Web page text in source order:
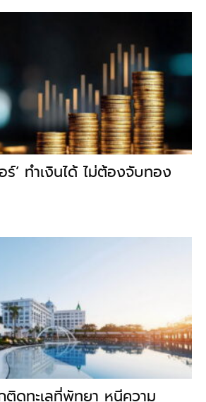
ร์’ ทำเงินได้ ไม่ต้องจับทอง
ดทะเลที่พัทยา หนีความ